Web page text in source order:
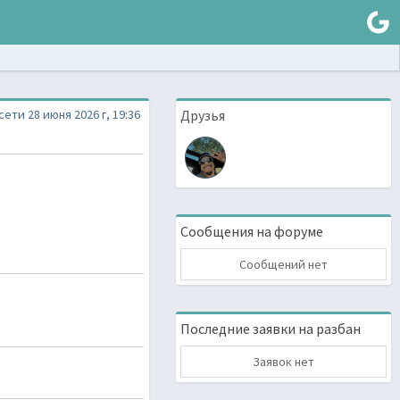
28 июня 2026 г, 19:36
Друзья
Сообщения на форуме
Сообщений нет
Последние заявки на разбан
Заявок нет